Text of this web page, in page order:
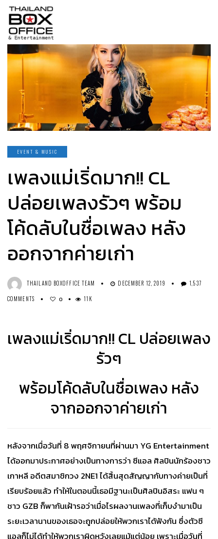
EVENT & MUSIC
เพลงแม่เริ่ดมาก!! CL
ปล่อยเพลงรัวๆ พร้อม
โค้ดลับในชื่อเพลง หลัง
ออกจากค่ายเก่า
THAILAND BOXOFFICE TEAM DECEMBER 12, 2019
1,537
COMMENTS
0 11K
เพลงแม่เริ่ดมาก!! CL ปล่อยเพลง
รัวๆ
พร้อมโค้ดลับในชื่อเพลง หลัง
จากออกจาค่ายเก่า
หลังจากเมื่อวันที่ 8 พฤศจิกายนที่ผ่านมา YG Entertainment
ได้ออกมาประกาศอย่างเป็นทางการว่า ซีแอล ศิลปินนักร้องชาว
เกาหลี อดีตสมาชิกวง 2NE1 ได้สิ้นสุดสัญญากับทางค่ายเป็นที่
เรียบร้อยแล้ว ทำให้ในตอนนี้เธอมีฐานะเป็นศิลปินอิสระ แฟน ๆ
ชาว GZB ก็พากันเฝ้ารอว่าเมื่อไรผลงานเพลงที่เก็บงำมาเป็น
ระยะเวลานานของเธอจะถูกปล่อยให้พวกเราได้ฟังกัน ซึ่งตัวซี
แอลก็ไม่ได้ทำให้พวกเราผิดหวังเลยแม้แต่น้อย เพราะเมื่อวันที่